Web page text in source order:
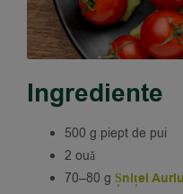
Ingrediente
500 g piept de pui
2 ouă
70–80 g Șnițel